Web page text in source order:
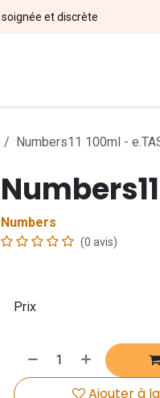
et discrète
Numbers11 100ml -
Numbers
(0 avis)
Ajouter à
Prix